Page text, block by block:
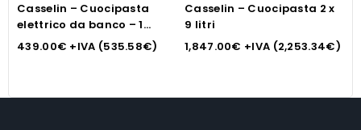
Casselin – Cuocipasta
elettrico da banco – 1
cestello
439.00€ +IVA (535.58€)
Casselin – Cuocipasta 2 x
9 litri
1,847.00€ +IVA (2,253.34€)